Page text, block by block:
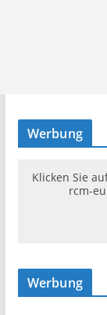
Werbung
Klicken Sie
rcm-
Werbung